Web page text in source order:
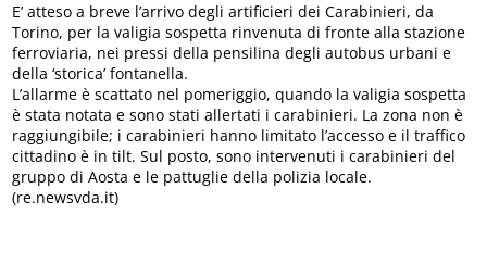
E’ atteso a breve l’arrivo degli artificieri dei Carabinieri, da
Torino, per la valigia sospetta rinvenuta di fronte alla stazione
ferroviaria, nei pressi della pensilina degli autobus urbani e
della ‘storica’ fontanella.
L’allarme è scattato nel pomeriggio, quando la valigia sospetta
è stata notata e sono stati allertati i carabinieri. La zona non è
raggiungibile; i carabinieri hanno limitato l’accesso e il traffico
cittadino è in tilt. Sul posto, sono intervenuti i carabinieri del
gruppo di Aosta e le pattuglie della polizia locale.
(re.newsvda.it)